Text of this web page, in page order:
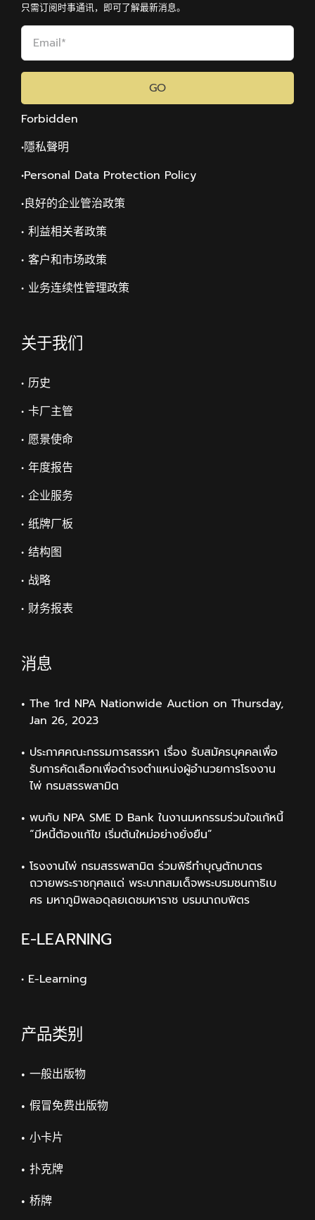
只需订阅时事通讯，即可了解最新消息。
GO
Forbidden
•隱私聲明
•Personal Data Protection Policy
•良好的企业管治政策
• 利益相关者政策
• 客户和市场政策
• 业务连续性管理政策
关于我们
• 历史
• 卡厂主管
• 愿景使命
• 年度报告
• 企业服务
• 纸牌厂板
• 结构图
• 战略
• 财务报表
消息
The 1rd NPA Nationwide Auction on Thursday,
Jan 26, 2023
ประกาศคณะกรรมการสรรหา เรื่อง รับสมัครบุคคลเพื่อ
รับการคัดเลือกเพื่อดำรงตำแหน่งผู้อำนวยการโรงงาน
ไพ่ กรมสรรพสามิต
พบกับ NPA SME D Bank ในงานมหกรรมร่วมใจแก้หนี้
“มีหนี้ต้องแก้ไข เริ่มต้นใหม่อย่างยั่งยืน”
โรงงานไพ่ กรมสรรพสามิต ร่วมพิธีทำบุญตักบาตร
ถวายพระราชกุศลแด่ พระบาทสมเด็จพระบรมชนกาธิเบ
ศร มหาภูมิพลอดุลยเดชมหาราช บรมนาถบพิตร
E-LEARNING
• E-Learning
产品类别
一般出版物
假冒免费出版物
小卡片
扑克牌
桥牌